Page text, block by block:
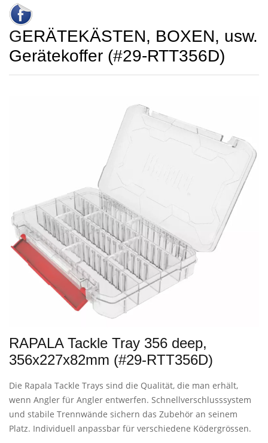
GERÄTEKÄSTEN, BOXEN, usw.
Gerätekoffer (#29-RTT356D)
RAPALA Tackle Tray 356 deep,
356x227x82mm (#29-RTT356D)
Die Rapala Tackle Trays sind die Qualität, die man erhält,
wenn Angler für Angler entwerfen. Schnellverschlusssystem
und stabile Trennwände sichern das Zubehör an seinem
Platz. Individuell anpassbar für verschiedene Ködergrössen.